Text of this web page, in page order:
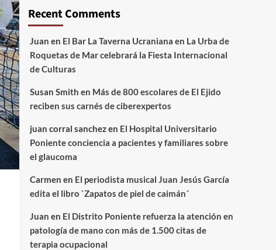
Recent Comments
Juan en El Bar La Taverna Ucraniana en La Urba de
Roquetas de Mar celebrará la Fiesta Internacional
de Culturas
Susan Smith en Más de 800 escolares de El Ejido
reciben sus carnés de ciberexpertos
juan corral sanchezen El Hospital Universitario
Poniente conciencia a pacientes y familiares sobre
el glaucoma
Carmen en El periodista musical Juan Jesús García
edita el libro `Zapatos de piel de caimán´
Juan en El Distrito Poniente refuerza la atención en
patología de mano con más de 1.500 citas de
terapia ocupacional